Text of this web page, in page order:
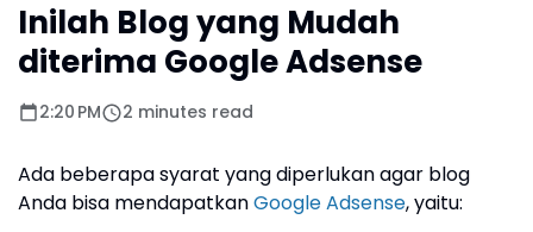
Inilah Blog yang Mudah
diterima Google Adsense
2:20 PM 2 minutes read
Ada beberapa syarat yang diperlukan agar blog
Anda bisa mendapatkanGoogle Adsense, yaitu: